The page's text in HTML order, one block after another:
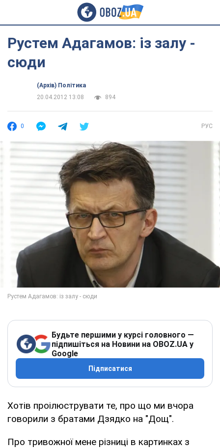
Рустем Адагамов: із залу -
сюди
(Архів) Політика
20.04.2012 13:08
894
0 РУС
Будьте першими у курсі головного —
підпишіться на Новини на OBOZ.UA у
Google
Підписатися
Хотів проілюструвати те, про що ми вчора
говорили з братами Дзядко на "Дощ".
Про тривожної мене різниці в картинках з